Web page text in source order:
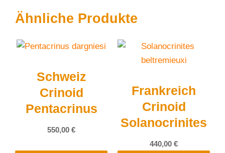
Ähnliche Produkte
Schweiz
Crinoid
Pentacrinus
550,00 €
Frankreich
Crinoid
Solanocrinites
440,00 €